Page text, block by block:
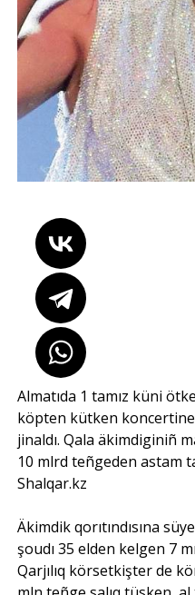
Almatıda 1 tamız küni
köpten kütken
jinaldı. Qala äkimdiginiñ
10 mlrd teñgeden astam
Shalqar.kz
Äkimdik qorıtındısına
şoudı 35 elden kelgen 7
Qarjılıq körsetkişter de